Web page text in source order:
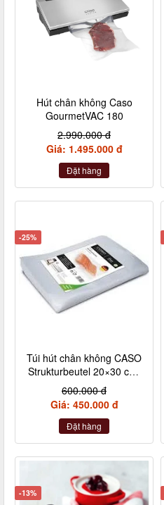
Hút chân không Caso
GourmetVAC 180
2.990.000 đ
Giá: 1.495.000 đ
Đặt hàng
-25%
Túi hút chân không CASO
Strukturbeutel 20×30 cm,
50 Stück – Made in
Germany (không hộp)
600.000 đ
Giá: 450.000 đ
Đặt hàng
-13%